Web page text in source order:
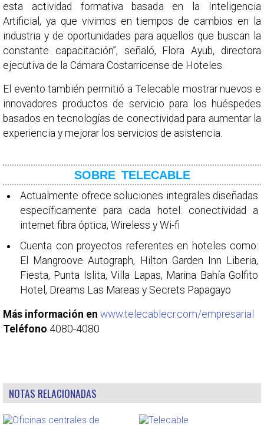
esta actividad formativa basada en la Inteligencia
Artificial, ya que vivimos en tiempos de cambios en la
industria y de oportunidades para aquellos que buscan la
constante capacitación”, señaló, Flora Ayub, directora
ejecutiva de la Cámara Costarricense de Hoteles.
El evento también permitió a Telecable mostrar nuevos e
innovadores productos de servicio para los huéspedes
basados en tecnologías de conectividad para aumentar la
experiencia y mejorar los servicios de asistencia.
SOBRE TELECABLE
Actualmente ofrece soluciones integrales diseñadas
específicamente para cada hotel: conectividad a
internet fibra óptica, Wireless y Wi-fi
Cuenta con proyectos referentes en hoteles como:
El Mangroove Autograph, Hilton Garden Inn Liberia,
Fiesta, Punta Islita, Villa Lapas, Marina Bahía Golfito
Hotel, Dreams Las Mareas y Secrets Papagayo
Más información en www.telecablecr.com/empresarial
Teléfono 4080-4080
NOTAS RELACIONADAS